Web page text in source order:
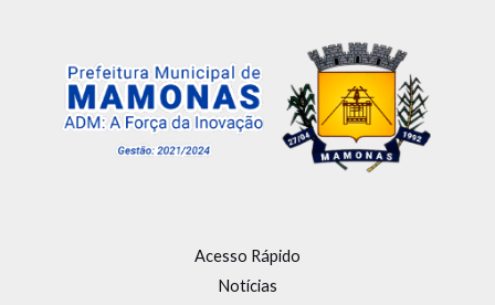
Acesso Rápido
Notícias